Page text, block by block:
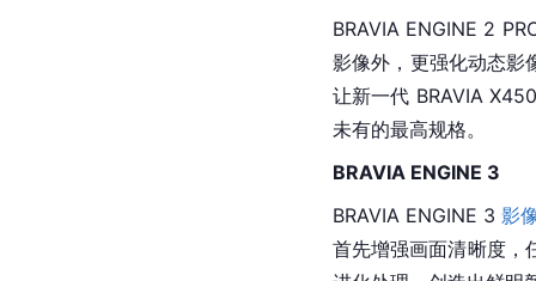
BRAVIA ENGINE 2
影像外，更强化动态影
让新一代 BRAVIA
未有的最高规格。
BRAVIA ENGINE 3
BRAVIA ENGINE 3 影
首先增强画面清晰度，